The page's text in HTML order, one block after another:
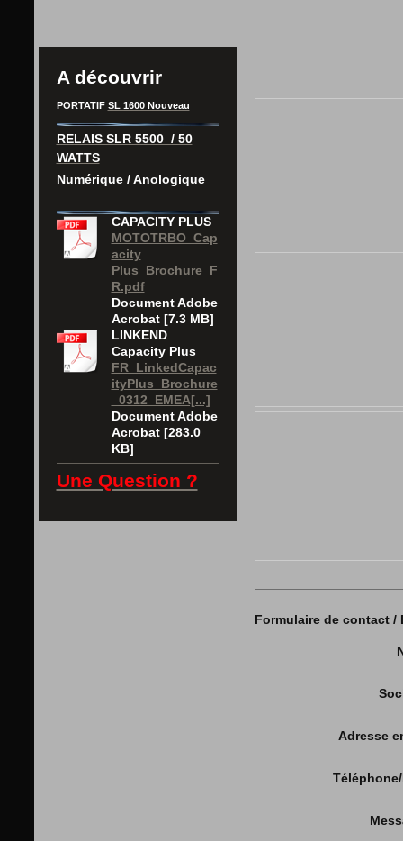
A découvrir
PORTATIF SL 1600 Nouveau
RELAIS SLR 5500 / 50
WATTS
Numérique / Anologique
CAPACITY PLUS
MOTOTRBO_Cap
acity
Plus_Brochure_F
R.pdf
Document Adobe
Acrobat [7.3 MB]
LINKEND
Capacity Plus
FR_LinkedCapac
ityPlus_Brochure
_0312_EMEA[...]
Document Adobe
Acrobat [283.0
KB]
Une Question ?
Formulaire de contact /
Adresse